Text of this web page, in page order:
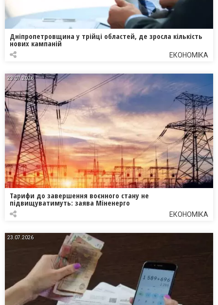
Дніпропетровщина у трійці областей, де зросла кількість
нових кампаній
ЕКОНОМІКА
23.07.2026
Тарифи до завершення воєнного стану не
підвищуватимуть: заява Міненерго
ЕКОНОМІКА
23.07.2026